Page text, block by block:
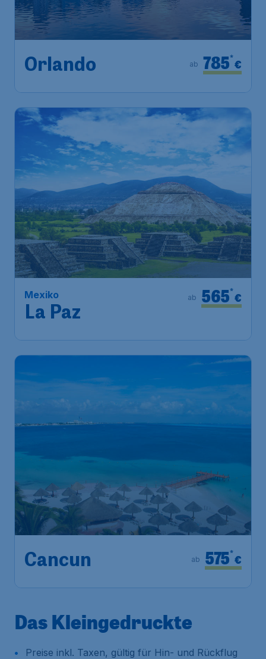
Orlando €
785*
ab
Mexiko
La Paz
€
565*
ab
Cancun €
575*
ab
Das Kleingedruckte
Preise inkl. Taxen, gültig für Hin- und Rückflug